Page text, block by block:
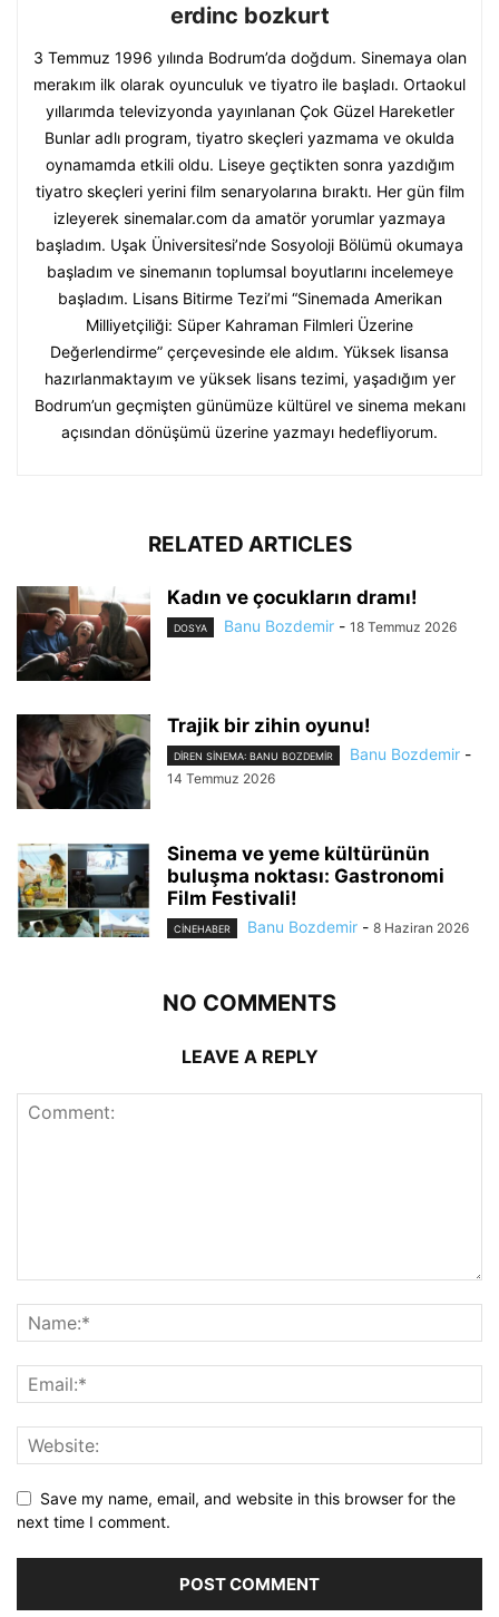
erdinc bozkurt
3 Temmuz 1996 yılında Bodrum’da doğdum. Sinemaya olan
merakım ilk olarak oyunculuk ve tiyatro ile başladı. Ortaokul
yıllarımda televizyonda yayınlanan Çok Güzel Hareketler
Bunlar adlı program, tiyatro skeçleri yazmama ve okulda
oynamamda etkili oldu. Liseye geçtikten sonra yazdığım
tiyatro skeçleri yerini film senaryolarına bıraktı. Her gün film
izleyerek sinemalar.com da amatör yorumlar yazmaya
başladım. Uşak Üniversitesi’nde Sosyoloji Bölümü okumaya
başladım ve sinemanın toplumsal boyutlarını incelemeye
başladım. Lisans Bitirme Tezi’mi “Sinemada Amerikan
Milliyetçiliği: Süper Kahraman Filmleri Üzerine
Değerlendirme” çerçevesinde ele aldım. Yüksek lisansa
hazırlanmaktayım ve yüksek lisans tezimi, yaşadığım yer
Bodrum’un geçmişten günümüze kültürel ve sinema mekanı
açısından dönüşümü üzerine yazmayı hedefliyorum.
RELATED ARTICLES
Kadın ve çocukların dramı!
DOSYA Banu Bozdemir - 18 Temmuz 2026
Trajik bir zihin oyunu!
DIREN SINEMA: BANU BOZDEMIR Banu Bozdemir -
14 Temmuz 2026
Sinema ve yeme kültürünün
buluşma noktası: Gastronomi
Film Festivali!
CINEHABER Banu Bozdemir - 8 Haziran 2026
NO COMMENTS
LEAVE A REPLY
Save my name, email, and website in this browser for the
next time I comment.